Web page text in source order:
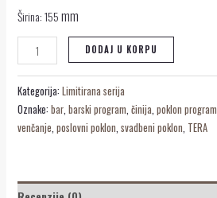
Širina: 155mm
DODAJ U KORPU
Kategorija: Limitirana serija
Oznake: bar, barski program činija poklon program
venčanje poslovni poklon svadbeni poklon TERA